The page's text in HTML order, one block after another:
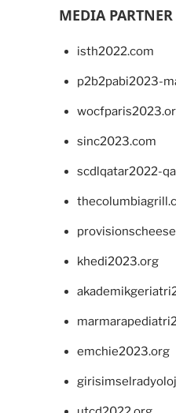
MEDIA
isth2022.com
p2b2pabi2023-
sinc2023.com
scdlqatar2022-
khedi2023.org
emchie2023.org